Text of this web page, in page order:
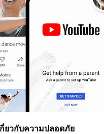
กี่ยวกับความปลอดภัย